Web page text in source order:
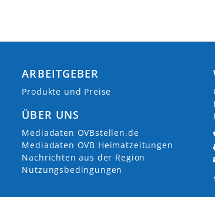
ARBEITGEBER
Produkte und Preise
ÜBER UNS
Mediadaten OVBstellen.de
Mediadaten OVB Heimatzeitungen
Nachrichten aus der Region
Nutzungsbedingungen